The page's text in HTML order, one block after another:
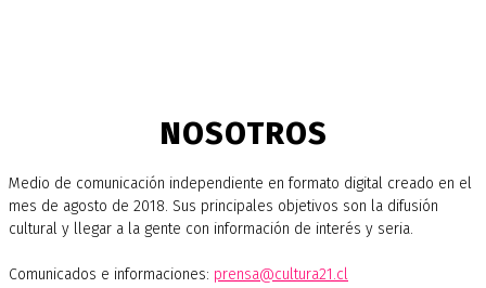
NOSOTROS
Medio de comunicación independiente en formato digital creado en el
mes de agosto de 2018. Sus principales objetivos son la difusión
cultural y llegar a la gente con información de interés y seria.
Comunicados e informaciones: prensa@cultura21.cl